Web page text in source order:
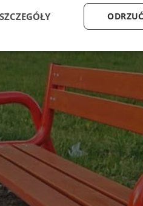
Wydajność
Niezbędne Wydajność
cookie umożliwiają korzystanie z
kontem. Bez niezbędnych plików cookie nie
Provider/
Domena